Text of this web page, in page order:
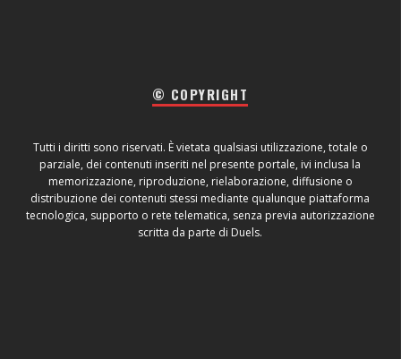
© COPYRIGHT
Tutti i diritti sono riservati. È vietata qualsiasi utilizzazione, totale o
parziale, dei contenuti inseriti nel presente portale, ivi inclusa la
memorizzazione, riproduzione, rielaborazione, diffusione o
distribuzione dei contenuti stessi mediante qualunque piattaforma
tecnologica, supporto o rete telematica, senza previa autorizzazione
scritta da parte di Duels.